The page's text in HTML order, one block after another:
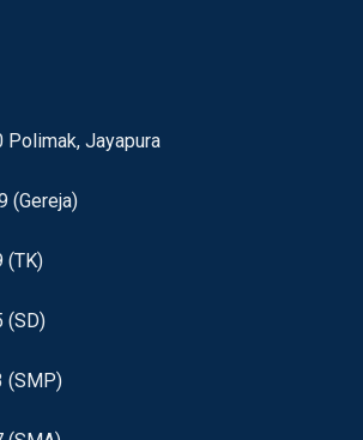
Polimak, Jayapura
(Gereja)
(TK)
(SD)
(SMP)